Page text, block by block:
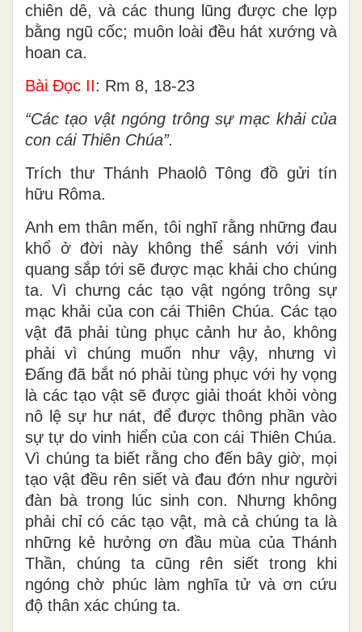
chiên dê, và các thung lũng được che lợp
bằng ngũ cốc; muôn loài đều hát xướng và
hoan ca.
Bài Ðọc II: Rm 8, 18-23
“Các tạo vật ngóng trông sự mạc khải của
con cái Thiên Chúa”.
Trích thư Thánh Phaolô Tông đồ gửi tín
hữu Rôma.
Anh em thân mến, tôi nghĩ rằng những đau
khổ ở đời này không thể sánh với vinh
quang sắp tới sẽ được mạc khải cho chúng
ta. Vì chưng các tạo vật ngóng trông sự
mạc khải của con cái Thiên Chúa. Các tạo
vật đã phải tùng phục cảnh hư ảo, không
phải vì chúng muốn như vậy, nhưng vì
Ðấng đã bắt nó phải tùng phục với hy vọng
là các tạo vật sẽ được giải thoát khỏi vòng
nô lệ sự hư nát, để được thông phần vào
sự tự do vinh hiển của con cái Thiên Chúa.
Vì chúng ta biết rằng cho đến bây giờ, mọi
tạo vật đều rên siết và đau đớn như người
đàn bà trong lúc sinh con. Nhưng không
phải chỉ có các tạo vật, mà cả chúng ta là
những kẻ hưởng ơn đầu mùa của Thánh
Thần, chúng ta cũng rên siết trong khi
ngóng chờ phúc làm nghĩa tử và ơn cứu
độ thân xác chúng ta.